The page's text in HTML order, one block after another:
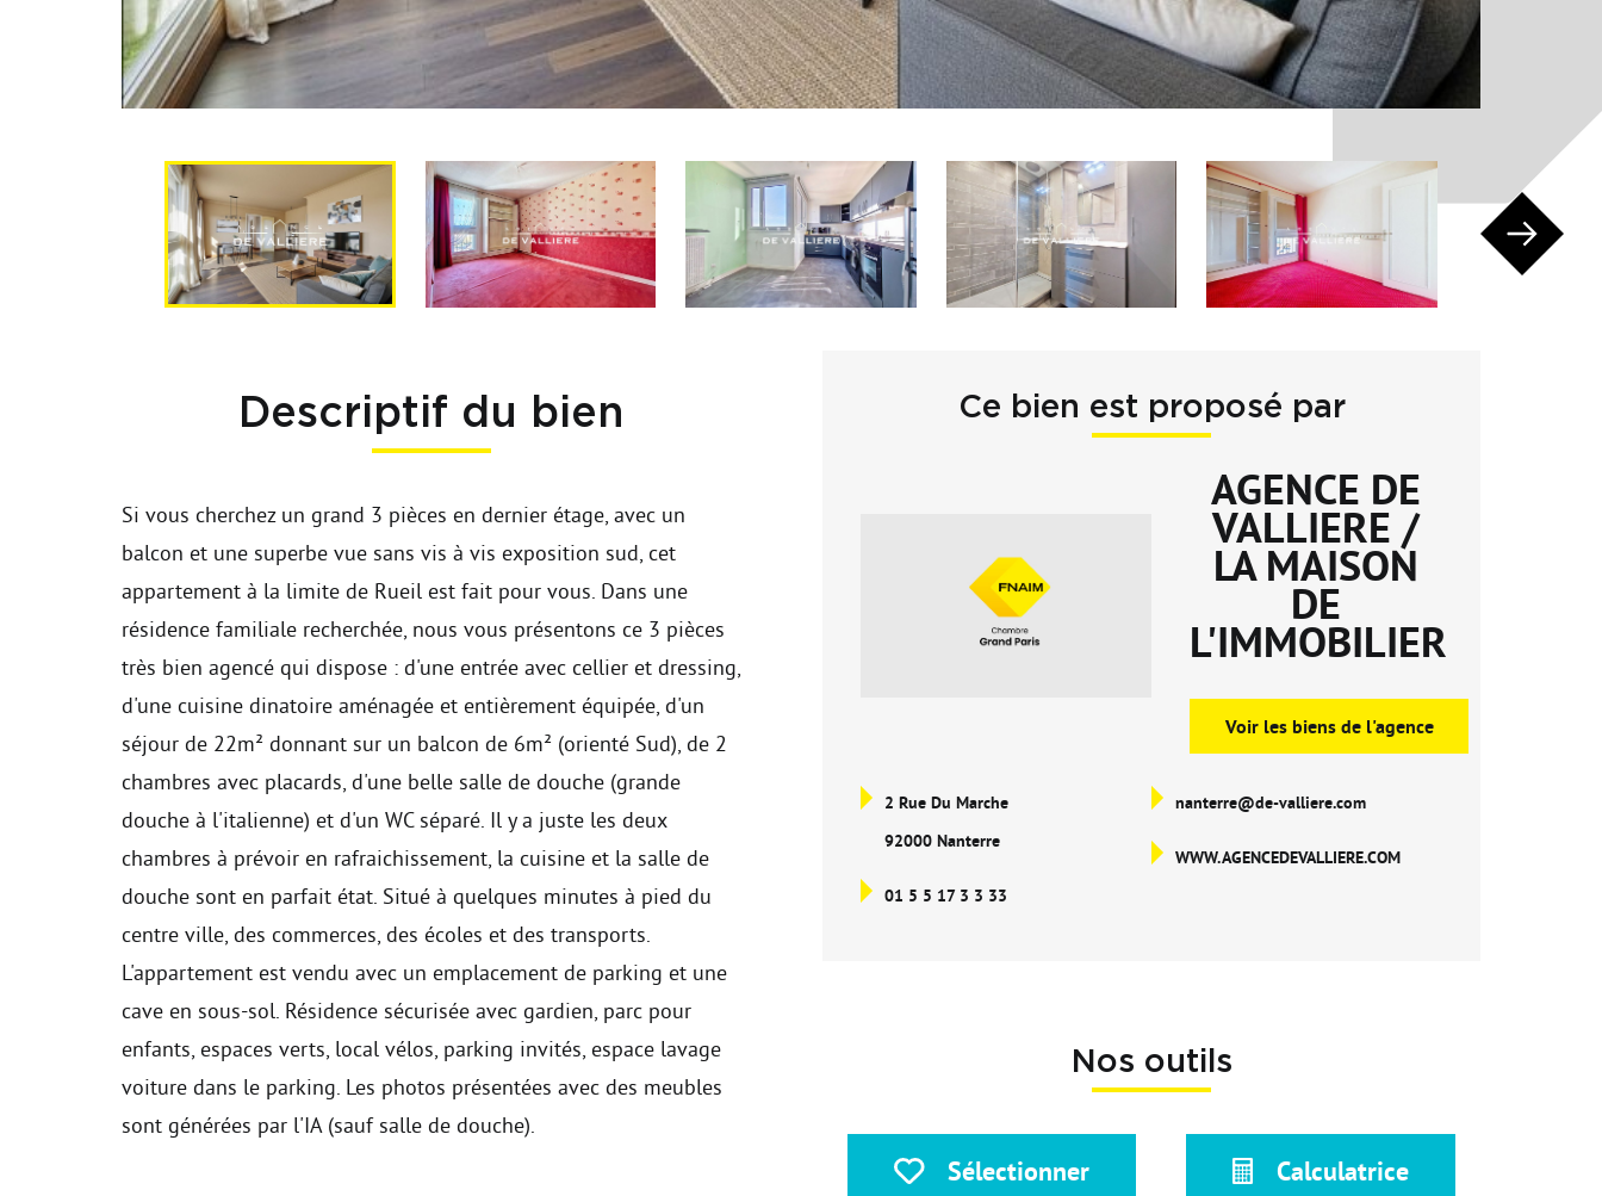
Descriptif du bien
Si vous cherchez un grand 3 pièces en dernier étage, avec un
balcon et une superbe vue sans vis à vis exposition sud, cet
appartement à la limite de Rueil est fait pour vous. Dans une
résidence familiale recherchée, nous vous présentons ce 3 pièces
très bien agencé qui dispose : d'une entrée avec cellier et dressing,
d'une cuisine dinatoire aménagée et entièrement équipée, d'un
séjour de 22m² donnant sur un balcon de 6m² (orienté Sud), de 2
chambres avec placards, d'une belle salle de douche (grande
douche à l'italienne) et d'un WC séparé. Il y a juste les deux
chambres à prévoir en rafraichissement, la cuisine et la salle de
douche sont en parfait état. Situé à quelques minutes à pied du
centre ville, des commerces, des écoles et des transports.
L'appartement est vendu avec un emplacement de parking et une
cave en sous-sol. Résidence sécurisée avec gardien, parc pour
enfants, espaces verts, local vélos, parking invités, espace lavage
voiture dans le parking. Les photos présentées avec des meubles
sont générées par l'IA (sauf salle de douche).
Ce bien est proposé par
AGENCE DE
VALLIERE /
LA MAISON
DE
L'IMMOBILIER
Voir les biens de l'agence
2 Rue Du Marche
92000 Nanterre
01 5 5 17 3 3 33
nanterre@de-valliere.com
WWW.AGENCEDEVALLIERE.COM
Nos outils
Sélectionner Calculatrice